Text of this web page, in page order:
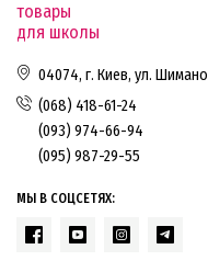
товары
для школы
04074, г. Киев, ул.
(068) 418-61-24
(093) 974-66-94
(095) 987-29-55
МЫ В СОЦСЕТЯХ: